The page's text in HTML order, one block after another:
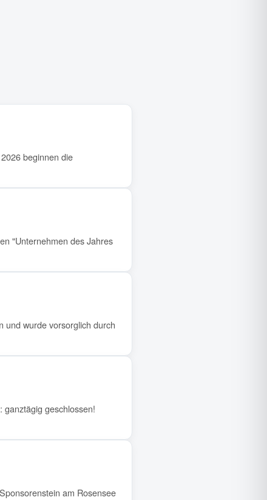
beginnen die
"Unternehmen des Jahres
und wurde vorsorglich durch
geschlossen!
am Rosensee